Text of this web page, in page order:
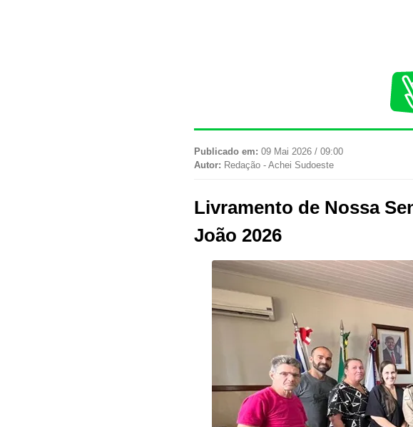
Publicado em: 09 Mai 2026 / 09:00
Autor: Redação - Achei Sudoeste
Livramento de Nossa
João 2026